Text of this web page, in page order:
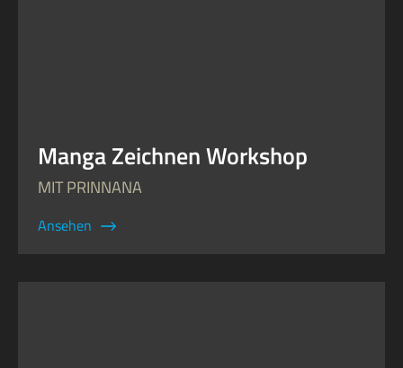
Manga Zeichnen Workshop
MIT PRINNANA
Ansehen